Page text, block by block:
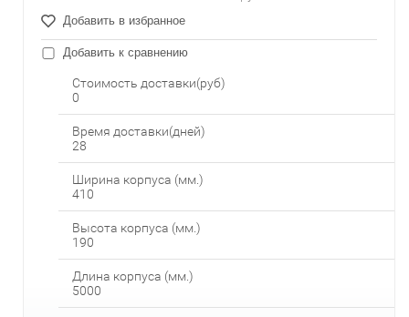
Добавить в избранное
Добавить к сравнению
Стоимость доставки(руб)
0
Время доставки(дней)
28
Ширина корпуса (мм.)
410
Высота корпуса (мм.)
190
Длина корпуса (мм.)
5000